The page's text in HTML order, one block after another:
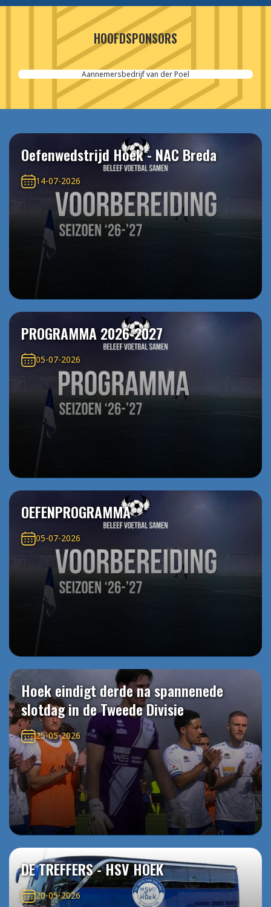
HOOFDSPONSORS
Aannemersbedrijf van der Poel
Oefenwedstrijd Hoek - NAC Breda
14-07-2026
PROGRAMMA 2026-2027
05-07-2026
OEFENPROGRAMMA
05-07-2026
Hoek eindigt derde na spannenede
slotdag in de Tweede Divisie
25-05-2026
DE TREFFERS - HSV HOEK
20-05-2026